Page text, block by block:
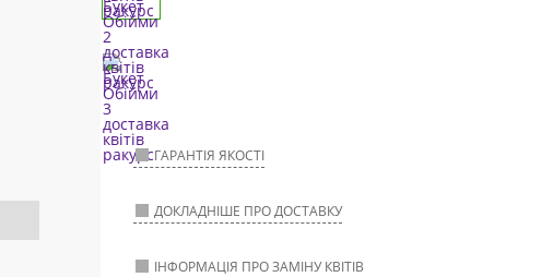
ГАРАНТІЯ ЯКОСТІ
ДОКЛАДНІШЕ ПРО ДОСТАВКУ
ІНФОРМАЦІЯ ПРО ЗАМІНУ КВІТІВ